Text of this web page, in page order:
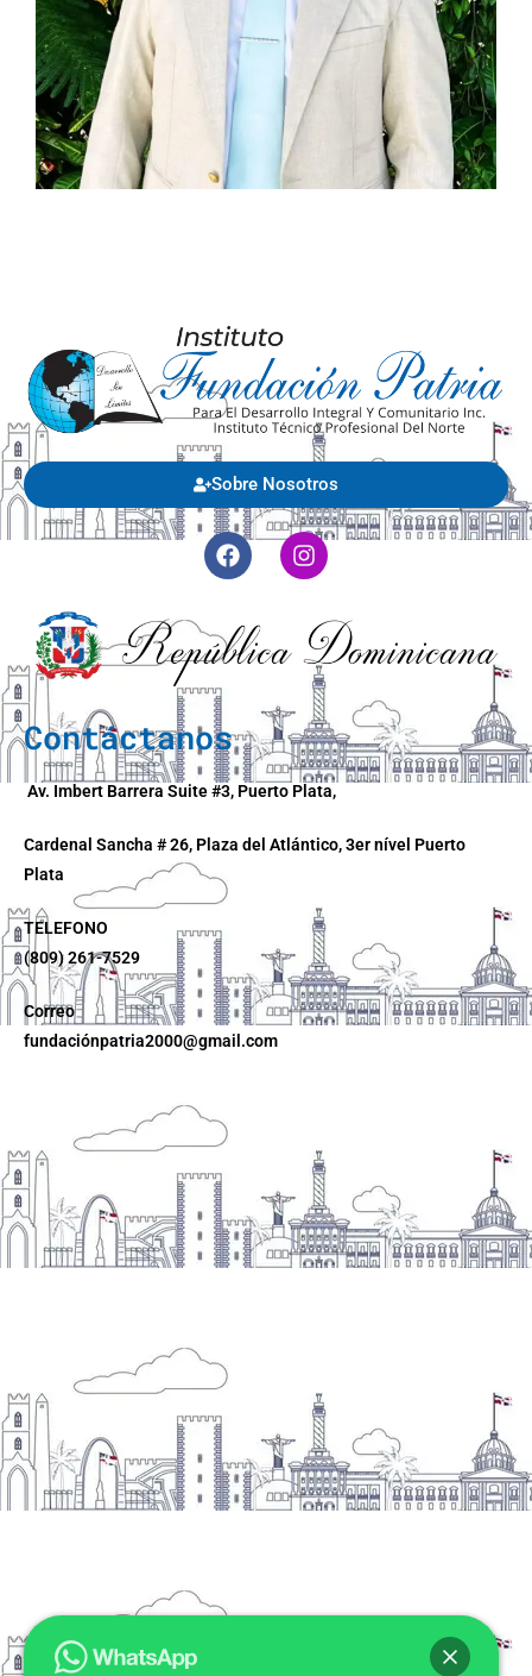
Sobre Nosotros
Contáctanos
Av. Imbert Barrera Suite #3, Puerto Plata,
Cardenal Sancha # 26, Plaza del Atlántico, 3er nível Puerto
Plata
TELEFONO
(809) 261-7529
Correo
fundaciónpatria2000@gmail.com